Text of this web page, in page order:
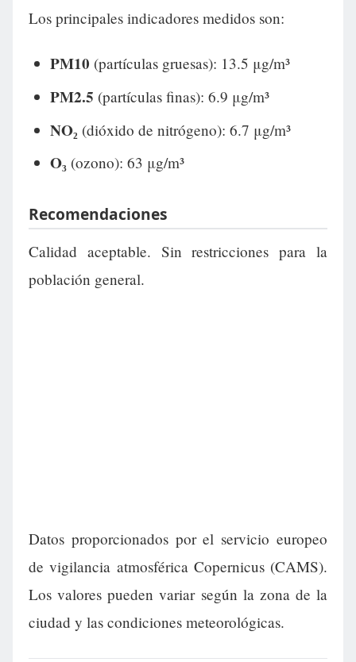
Los principales indicadores medidos son:
PM10 (partículas gruesas): 13.5 μg/m³
PM2.5 (partículas finas): 6.9 μg/m³
NO₂ (dióxido de nitrógeno): 6.7 μg/m³
O₃ (ozono): 63 μg/m³
Recomendaciones
Calidad aceptable. Sin restricciones para la
población general.
Datos proporcionados por el servicio europeo
de vigilancia atmosférica Copernicus (CAMS).
Los valores pueden variar según la zona de la
ciudad y las condiciones meteorológicas.